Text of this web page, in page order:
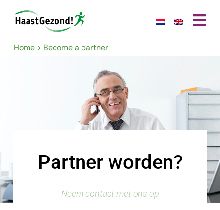
Home> Become a partner
Partner worden?
Neem contact met ons op